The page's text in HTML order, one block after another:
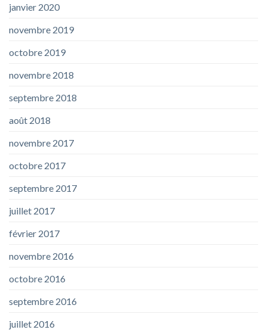
janvier 2020
novembre 2019
octobre 2019
novembre 2018
septembre 2018
août 2018
novembre 2017
octobre 2017
septembre 2017
juillet 2017
février 2017
novembre 2016
octobre 2016
septembre 2016
juillet 2016